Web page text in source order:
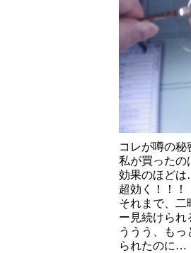
コレが噂の
私が買ったの
効果のほど
超効く！！！
それまで、二
ー見続けられ
ううう、も
られたのに…